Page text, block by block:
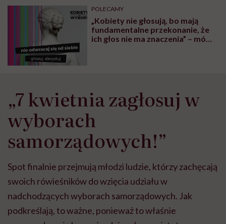
może chyba tylko
głupota i brak
wyobraźni"
pracy
POLECAMY
„Kobiety nie głosują, bo mają
fundamentalne przekonanie, że
ich głos nie ma znaczenia” – mówi
„7 kwietnia zagłosuj w
wyborach
samorządowych!”
Spot finalnie przejmują młodzi ludzie, którzy zachęcają
swoich rówieśników do wzięcia udziału w
nadchodzących wyborach samorządowych. Jak
podkreślają, to ważne, ponieważ to właśnie